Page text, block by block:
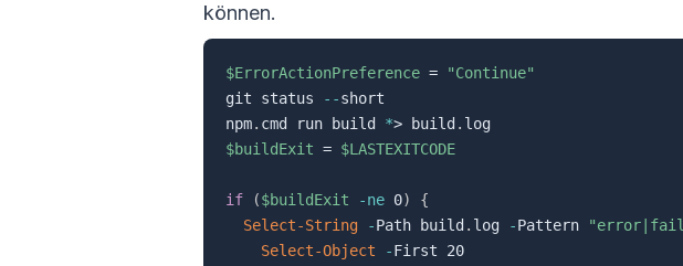
können.
$ErrorActionPreference =
"Continue"
git status
--short
npm. cmd run build *> build .
$buildExit = $LASTEXITCODE
if ($buildExit -ne 0)
{
Select-String
-Path build . log -Pattern
Select-Object
-First 20